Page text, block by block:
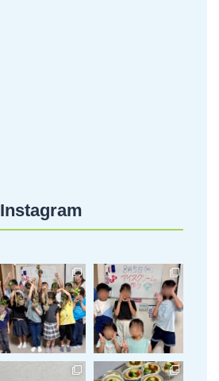
Instagram